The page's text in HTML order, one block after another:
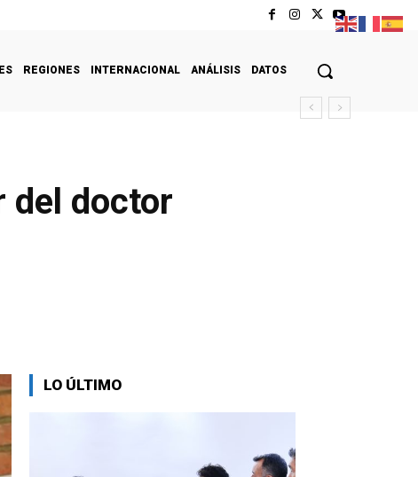
REGIONES INTERNACIONAL ANÁLISIS DATOS
del doctor
LO ÚLTIMO